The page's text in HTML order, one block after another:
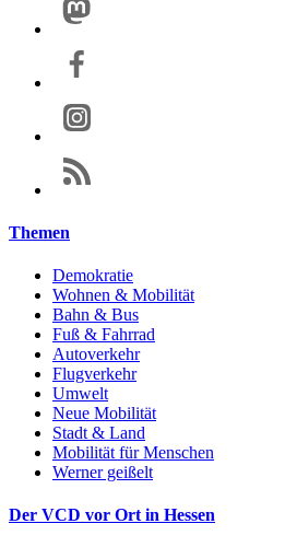
Themen
Demokratie
Wohnen & Mobilität
Bahn & Bus
Fuß & Fahrrad
Autoverkehr
Flugverkehr
Umwelt
Neue Mobilität
Stadt & Land
Mobilität für Menschen
Werner geißelt
Der VCD vor Ort in Hessen